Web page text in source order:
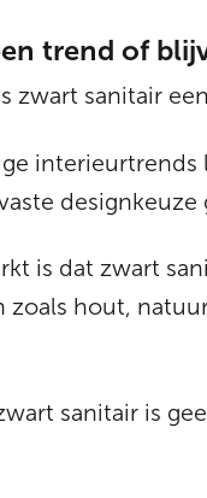
trend of
zwart sanitair
is dat zwart
zoals hout,
sanitair is